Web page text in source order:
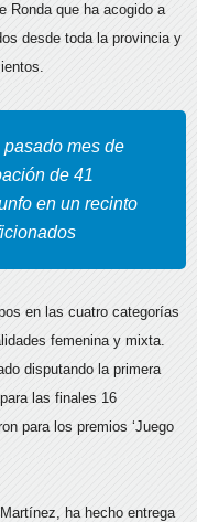
Ronda que ha acogido a
desde toda la provincia y
mes de
de 41
en un recinto
en las cuatro categorías
femenina y mixta.
disputando la primera
las finales 16
para los premios ‘Juego
ha hecho entrega